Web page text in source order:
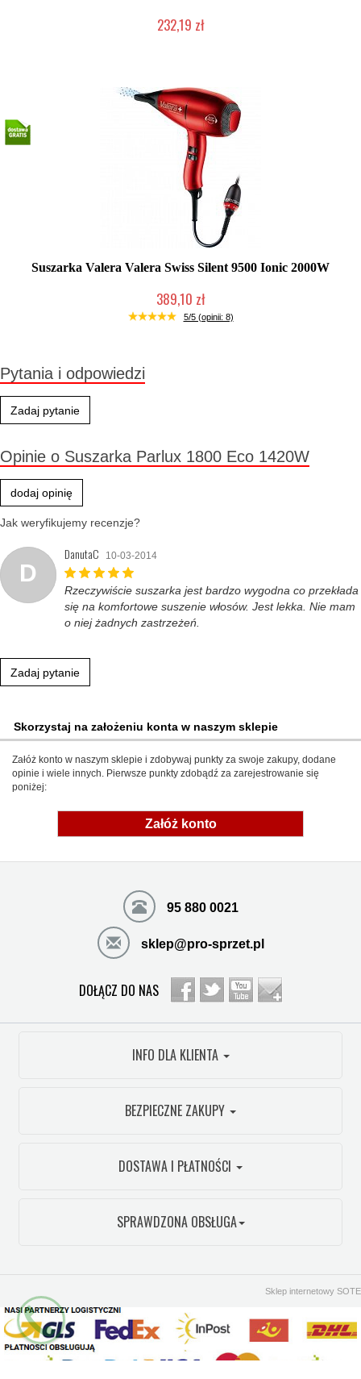
232,19 zł
Suszarka Valera Valera Swiss Silent 9500 Ionic 2000W
389,10 zł
Produkt wycofany
5/5 (opinii: 8)
Pytania i odpowiedzi
Zadaj pytanie
Opinie o Suszarka Parlux 1800 Eco 1420W
dodaj opinię
Jak weryfikujemy recenzje?
D
DanutaC 10-03-2014
Rzeczywiście suszarka jest bardzo wygodna co przekłada
się na komfortowe suszenie włosów. Jest lekka. Nie mam
o niej żadnych zastrzeżeń.
Zadaj pytanie
Skorzystaj na założeniu konta w naszym sklepie
Załóż konto w naszym sklepie i zdobywaj punkty za swoje zakupy, dodane
opinie i wiele innych. Pierwsze punkty zdobądź za zarejestrowanie się
poniżej:
Załóż konto
95 880 0021
sklep@pro-sprzet.pl
DOŁĄCZ DO NAS
INFO DLA KLIENTA
BEZPIECZNE ZAKUPY
DOSTAWA I PŁATNOŚCI
SPRAWDZONA OBSŁUGA
Sklep internetowy SOTE